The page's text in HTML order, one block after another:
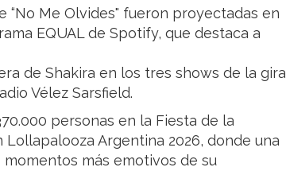
“No Me Olvides" fueron proyectadas en
EQUAL de Spotify, que destaca a
de Shakira en los tres shows de la gira
Vélez Sarsfield.
personas en la Fiesta de la
Argentina 2026, donde una
más emotivos de su